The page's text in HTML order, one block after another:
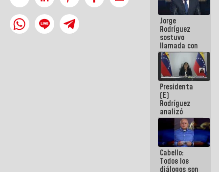
Venezuela"
a servidores
públicos
Jorge
Rodríguez
sostuvo
llamada con
Dinorah
Figuera y
acuerdan
primer
encuentro
presencial
para el
diálogo
Presidenta
(E)
Rodríguez
analizó
junto a
gobernadores
planes de
recuperación
del Sistema
Eléctrico
Cabello:
Todos los
diálogos son